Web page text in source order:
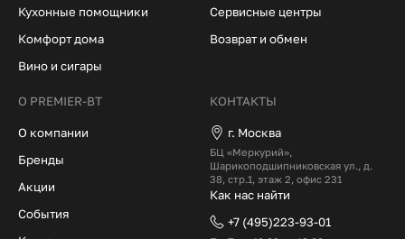
Кухонные помощники
Комфорт дома
Вино и сигары
Сервисные центры
Возврат и обмен
О PREMIER-BT
О компании
Бренды
Акции
События
КОНТАКТЫ
г. Москва
БЦ «Меркурий»,
Шарикоподшипниковская ул., д.
38, стр.1, этаж 2, офис 231
Как нас найти
+7 (495)223-93-01